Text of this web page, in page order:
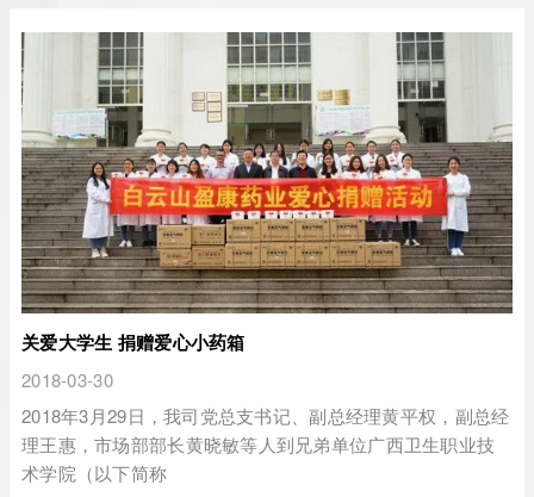
关爱大学生 捐赠爱心小药箱
2018-03-30
2018年3月29日，我司党总支书记、副总经理黄平权，副总经
理王惠，市场部部长黄晓敏等人到兄弟单位广西卫生职业技
术学院（以下简称